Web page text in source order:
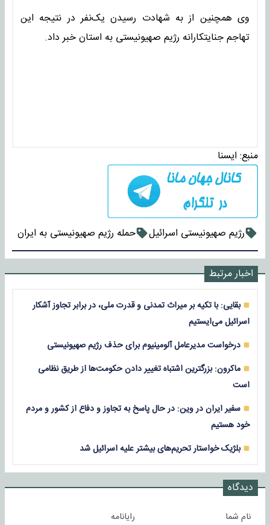
وی همچنین از به شهادت رسیدن یک‌نفر در نتیجه این
تهاجم جنایتکارانه رژیم صهیونیستی به استان خبر داد.
منبع: ايسنا
رژیم صهیونیستی اسرائیل حمله رژیم صهیونیستی به ایران
اخبار مرتبط
بقایی: با تکیه بر میراث تمدنی و قدرت ملی، در برابر تجاوز آشکار
اسرائیل می‌ایستیم
درخواست مدیرعامل آلومینیوم برای حذف رژیم صهیونیستی
ماکرون: بزرگترین اشتباه تغییر دادن حکومت‌ها از طریق نظامی
است
سفیر ایران در وین: در حال پاسخ به تجاوز و دفاع از کشور و مردم
خود هستیم
بلژیک خواستار تحریم‌های بیشتر علیه اسرائیل شد
دیدگاه
نام شما رایانامه